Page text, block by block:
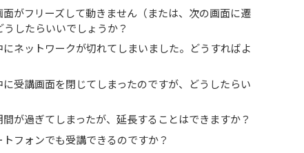
がフリーズして動きません（または、次の画面に遷
したらいいでしょうか？
ネットワークが切れてしまいました。どうすればよ
受講画面を閉じてしまったのですが、どうしたらい
が過ぎてしまったが、延長することはできますか？
フォンでも受講できるのですか？